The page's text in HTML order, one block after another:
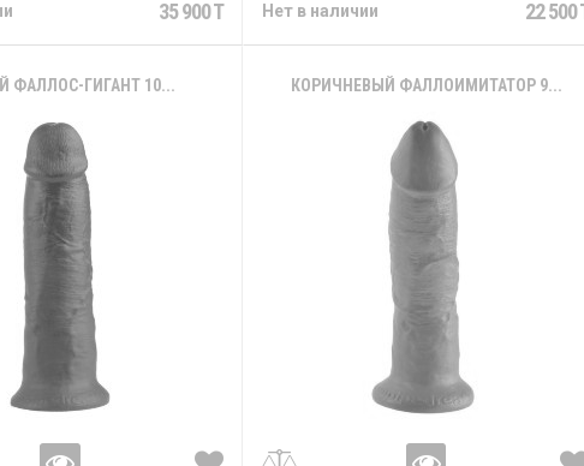
35 900 T Нет в наличии 22 500
ФАЛЛОС-ГИГАНТ 10... КОРИЧНЕВЫЙ ФАЛЛОИМИТАТОР 9...